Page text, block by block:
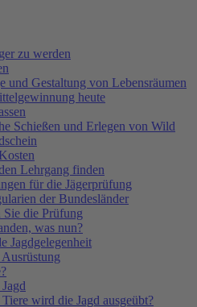
zu werden
und Gestaltung von Lebensräumen
heute
Schießen und Erlegen von Wild
Lehrgang finden
für die Jägerprüfung
der Bundesländer
Sie die Prüfung
was nun?
Jagdgelegenheit
wird die Jagd ausgeübt?